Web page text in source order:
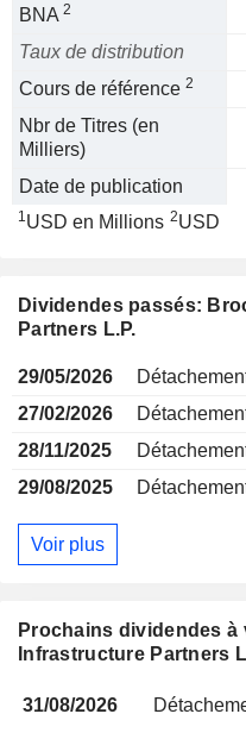
Prochains dividendes à
Infrastructure Partners
31/08/2026
BNA 2
Taux de distribution
Cours de référence 2
Nbr de Titres (en
Milliers)
Date de publication
1USD en Millions 2USD
Dividendes passés:
Partners L.P.
29/05/2026
27/02/2026
28/11/2025
29/08/2025
Voir plus